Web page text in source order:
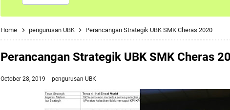
Home pengurusan UBK Perancangan Strategik UBK SMK Cheras 2020
Perancangan Strategik UBK SMK Cheras
October 28, 2019 pengurusan UBK